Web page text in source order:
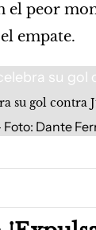
el peor
empate.
su gol contra
Foto: Dante